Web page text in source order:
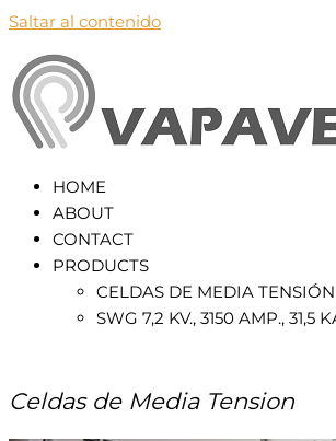
Saltar al contenido
VapaVen
HOME
ABOUT
CONTACT
PRODUCTS
CELDAS DE MEDIA TENSIÓN
SWG 7,2 KV., 3150 AMP., 31,5
Celdas de Media Tension